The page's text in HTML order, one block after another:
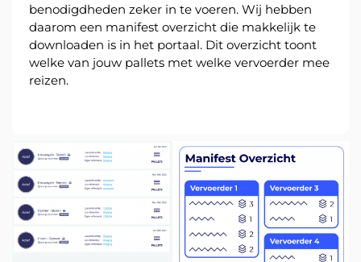
Nederlands
benodigdheden zeker in te voeren. Wij hebben
daarom een manifest overzicht die makkelijk te
downloaden is in het portaal. Dit overzicht toont
welke van jouw pallets met welke vervoerder mee
reizen.